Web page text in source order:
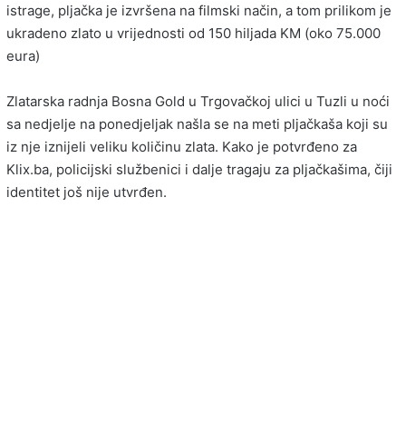
istrage, pljačka je izvršena na filmski način, a tom prilikom je
ukradeno zlato u vrijednosti od 150 hiljada KM (oko 75.000
eura)
Zlatarska radnja Bosna Gold u Trgovačkoj ulici u Tuzli u noći
sa nedjelje na ponedjeljak našla se na meti pljačkaša koji su
iz nje iznijeli veliku količinu zlata. Kako je potvrđeno za
Klix.ba, policijski službenici i dalje tragaju za pljačkašima, čiji
identitet još nije utvrđen.